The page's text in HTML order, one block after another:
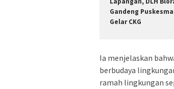
Gandeng
Gelar CKG
Ia menjelaskan
berbudaya
ramah lingkungan